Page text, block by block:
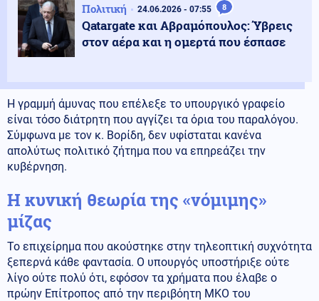
Πολιτική 24.06.2026 - 07:55 8
Qatargate και Αβραμόπουλος: Ύβρεις
στον αέρα και η ομερτά που έσπασε
Η γραμμή άμυνας που επέλεξε το υπουργικό γραφείο
είναι τόσο διάτρητη που αγγίζει τα όρια του παραλόγου.
Σύμφωνα με τον κ. Βορίδη, δεν υφίσταται κανένα
απολύτως πολιτικό ζήτημα που να επηρεάζει την
κυβέρνηση.
Η κυνική θεωρία της «νόμιμης»
μίζας
Το επιχείρημα που ακούστηκε στην τηλεοπτική συχνότητα
ξεπερνά κάθε φαντασία. Ο υπουργός υποστήριξε ούτε
λίγο ούτε πολύ ότι, εφόσον τα χρήματα που έλαβε ο
πρώην Επίτροπος από την περιβόητη ΜΚΟ του